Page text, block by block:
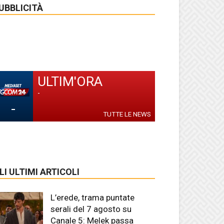
-
ULTIM'ORA
-
TUTTE LE NEWS
ULTIMI ARTICOLI
L’erede, trama puntate
serali del 7 agosto su
Canale 5: Melek passa